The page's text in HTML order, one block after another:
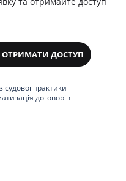
ОТРИМАТИ ДОСТУП
судової практики
договорів